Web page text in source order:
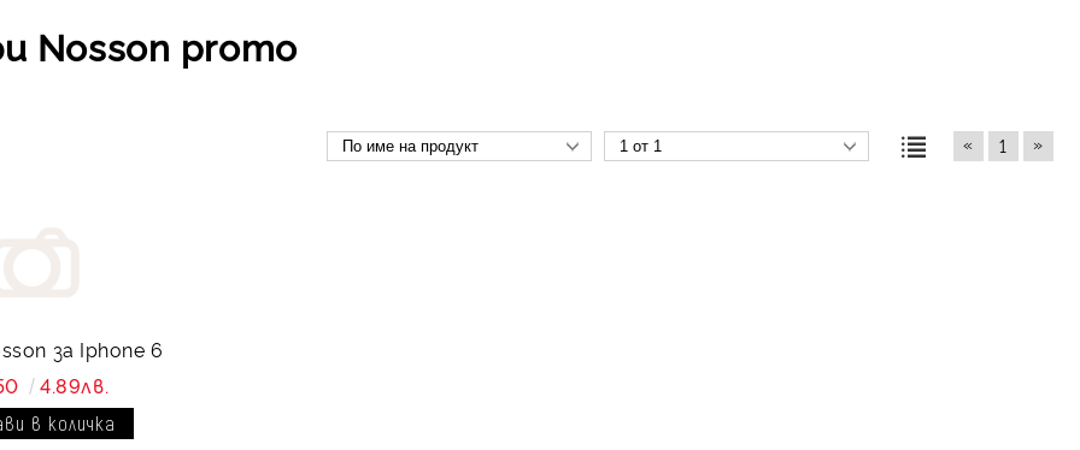
Nosson promo
« 1 »
за Iphone 6
4.89лв.